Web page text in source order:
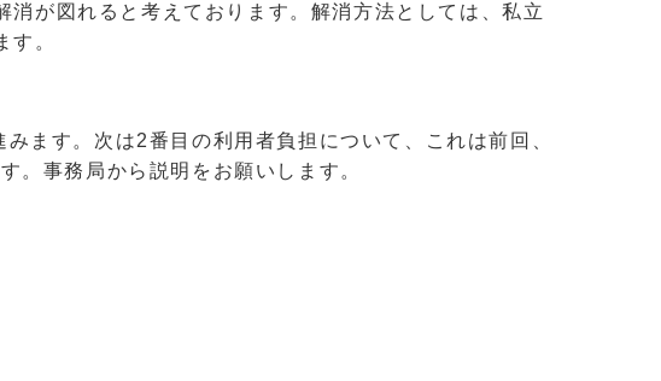
が図れると考えております。解消方法としては、私立
。
ます。次は2番目の利用者負担について、これは前回、
。事務局から説明をお願いします。